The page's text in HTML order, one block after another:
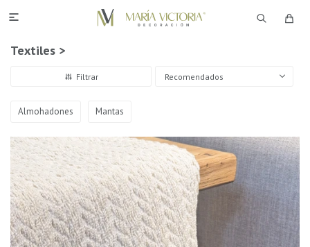

Textiles >
Recomendados
Almohadones Mantas